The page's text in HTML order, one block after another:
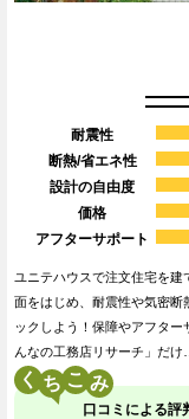
耐震性
断熱/省エネ性
設計の自由度
価格
アフターサポート
ユニテハウスで注文住宅を
面をはじめ、耐震性や気密断
ックしよう！保障やアフタ
んなの工務店リサーチ」だけ…
く こ
口コミによる評